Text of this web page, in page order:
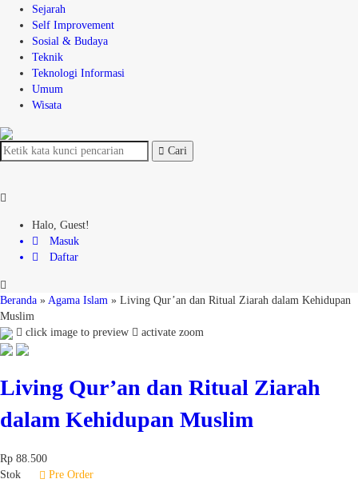
Sejarah
Self Improvement
Sosial & Budaya
Teknik
Teknologi Informasi
Umum
Wisata
Cari
Halo, Guest!
Masuk
Daftar
Beranda » Agama Islam » Living Qur’an dan Ritual Ziarah dalam Kehidupan
Muslim
click image to preview
activate zoom
Living Qur’an dan Ritual Ziarah
dalam Kehidupan Muslim
Rp 88.500
Stok
Pre Order